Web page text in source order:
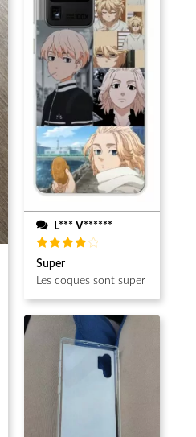
L*** V******
Note
sur 5
Super
Les coques sont super